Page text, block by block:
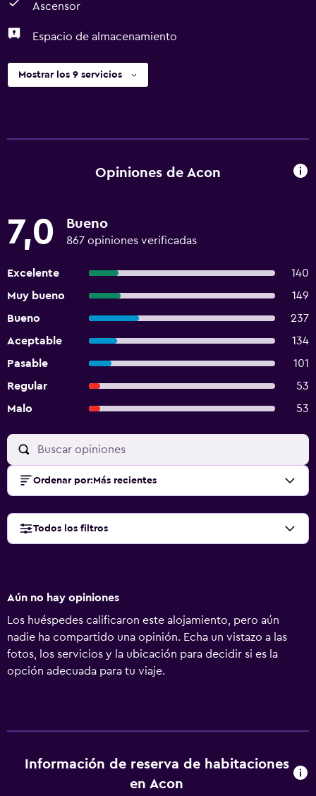
Ascensor
Espacio de almacenamiento
Mostrar los 9 servicios
Opiniones de Acon
7,0 Bueno
867 opiniones verificadas
Excelente
140
Muy bueno
149
Bueno
237
Aceptable
134
Pasable
101
Regular
53
Malo
53
Ordenar por: Más recientes
Todos los filtros
Aún no hay opiniones
Los huéspedes calificaron este alojamiento, pero aún
nadie ha compartido una opinión. Echa un vistazo a las
fotos, los servicios y la ubicación para decidir si es la
opción adecuada para tu viaje.
Información de reserva de habitaciones
en Acon